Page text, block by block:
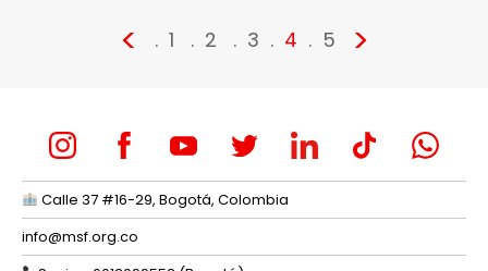
< 1 2 3 4 5 >
Calle 37 #16-29, Bogotá, Colombia
info@msf.org.co